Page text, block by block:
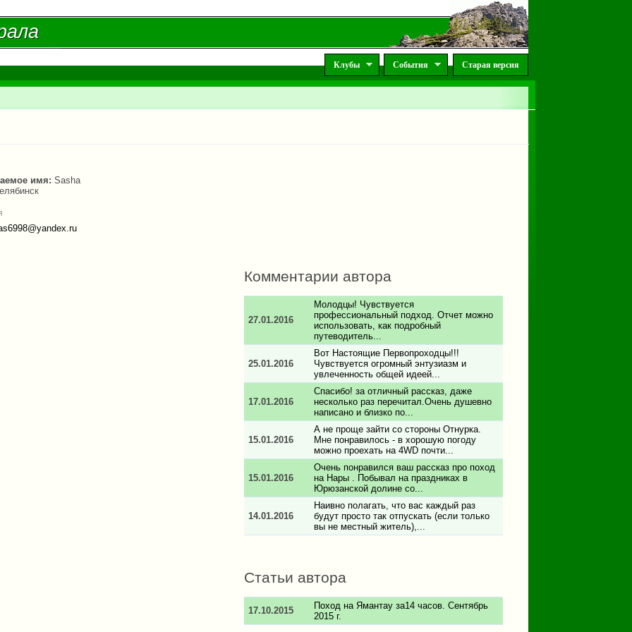
Клубы События Старая версия
имя: Sasha
Комментарии автора
27.01.2016
Молодцы! Чувствуется
профессиональный подход. Отчет можно
использовать, как подробный
путеводитель...
25.01.2016
Вот Настоящие Первопроходцы!!!
Чувствуется огромный энтузиазм и
увлеченность общей идеей...
17.01.2016
Спасибо! за отличный рассказ, даже
несколько раз перечитал.Очень душевно
написано и близко по...
15.01.2016
А не проще зайти со стороны Отнурка.
Мне понравилось - в хорошую погоду
можно проехать на 4WD почти...
15.01.2016
Очень понравился ваш рассказ про поход
на Нары . Побывал на праздниках в
Юрюзанской долине со...
14.01.2016
Наивно полагать, что вас каждый раз
будут просто так отпускать (если только
вы не местный житель),...
Статьи автора
17.10.2015
Поход на Ямантау за14 часов. Сентябрь
2015 г.